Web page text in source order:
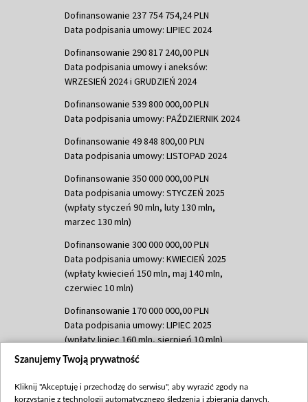
Dofinansowanie 237 754 754,24 PLN
Data podpisania umowy: LIPIEC 2024
Dofinansowanie 290 817 240,00 PLN
Data podpisania umowy i aneksów:
WRZESIEŃ 2024 i GRUDZIEŃ 2024
Dofinansowanie 539 800 000,00 PLN
Data podpisania umowy: PAŹDZIERNIK 2024
Dofinansowanie 49 848 800,00 PLN
Data podpisania umowy: LISTOPAD 2024
Dofinansowanie 350 000 000,00 PLN
Data podpisania umowy: STYCZEŃ 2025
(wpłaty styczeń 90 mln, luty 130 mln,
marzec 130 mln)
Dofinansowanie 300 000 000,00 PLN
Data podpisania umowy: KWIECIEŃ 2025
(wpłaty kwiecień 150 mln, maj 140 mln,
czerwiec 10 mln)
Dofinansowanie 170 000 000,00 PLN
Data podpisania umowy: LIPIEC 2025
(wpłaty lipiec 160 mln, sierpień 10 mln)
Dofinansowanie 60 000 000,00 PLN
(wpłata wrzesień 60 mln)
Szanujemy Twoją prywatność
Kliknij "Akceptuję i przechodzę do serwisu", aby wyrazić zgody na
korzystanie z technologii automatycznego śledzenia i zbierania danych,